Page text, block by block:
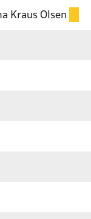
Kraus Olsen